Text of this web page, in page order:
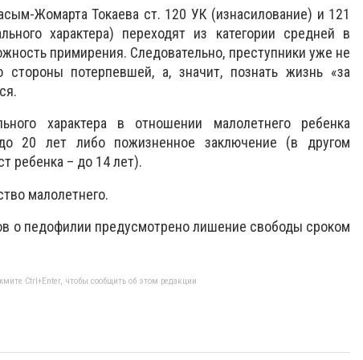
Жомарта Токаева ст. 120 УК (изнасилование) и 121
характера) переходят из категории средней в
примирения. Следовательно, преступники уже не
потерпевшей, а, значит, познать жизнь «за
характера в отношении малолетнего ребенка
20 лет либо пожизненное заключение (в другом
ребенка – до 14 лет).
малолетнего.
о педофилии предусмотрено лишение свободы сроком
Ctrl+Enter, чтобы сообщить об этом редакции